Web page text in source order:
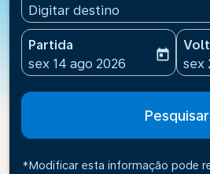
Digitar destino
Partida
fc-booking-departure-date-
sex 14 ago 2026
today
fc-
sex
Pesquisar
*Modificar esta informação pode